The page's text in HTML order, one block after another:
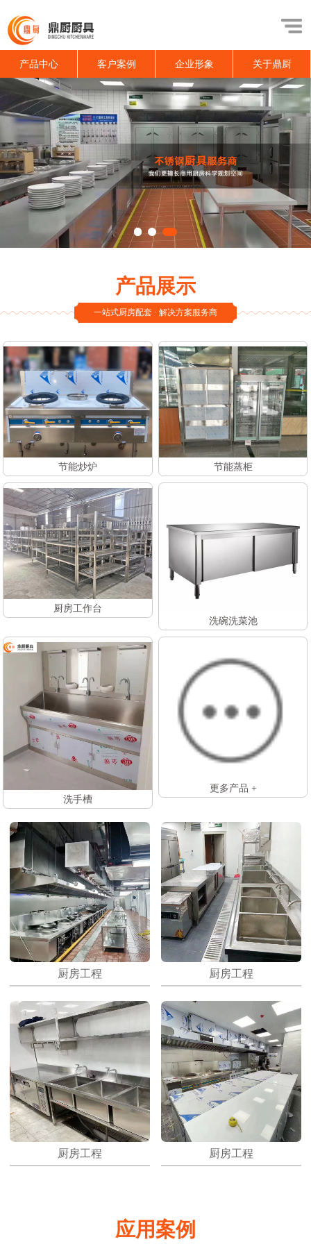
产品中心 客户案例 企业形象 关于鼎厨
产品展示
一站式厨房配套 · 解决方案服务商
节能炒炉 节能蒸柜
厨房工作台
洗碗洗菜池
洗手槽
更多产品 +
厨房工程
厨房工程
厨房工程
厨房工程
应用案例